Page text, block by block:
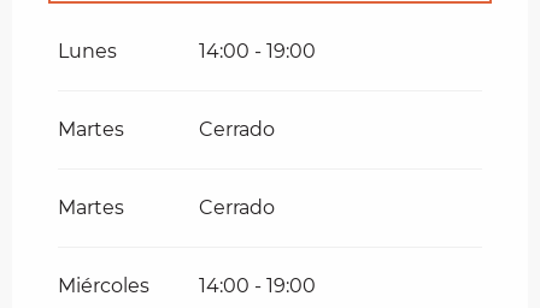
Lunes 14:00 - 19:00
Martes Cerrado
Martes Cerrado
Miércoles 14:00 - 19:00